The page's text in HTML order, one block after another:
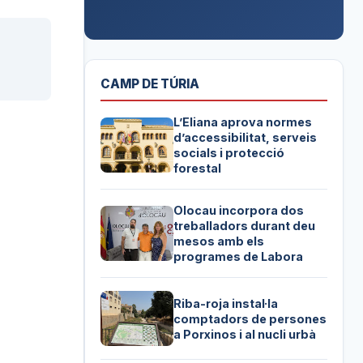
CAMP DE TÚRIA
L’Eliana aprova normes
d’accessibilitat, serveis
socials i protecció
forestal
Olocau incorpora dos
treballadors durant deu
mesos amb els
programes de Labora
Riba-roja instal·la
comptadors de persones
a Porxinos i al nucli urbà